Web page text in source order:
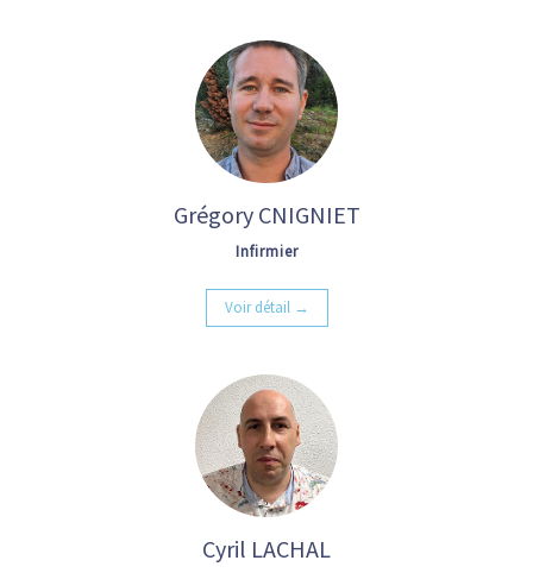
Grégory CNIGNIET
Infirmier
Voir détail →
Cyril LACHAL